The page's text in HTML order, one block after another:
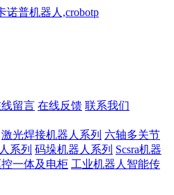
留言 在线反馈 联系我们
激光焊接机器人系列 六轴多关节
系列 码垛机器人系列 Scsra机器
一体及电柜 工业机器人智能传